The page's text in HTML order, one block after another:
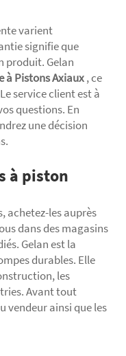
varient
signifie que
produit. Gelan
à Pistons Axiaux, ce
service client est à
questions. En
une décision
à piston
achetez-les auprès
dans des magasins
Gelan est la
durables. Elle
les
Avant tout
vendeur ainsi que les